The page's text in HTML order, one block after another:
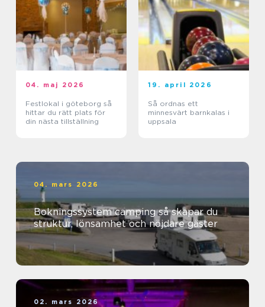
04. maj 2026
Festlokal i göteborg så
hittar du rätt plats för
din nästa tillställning
19. april 2026
Så ordnas ett
minnesvärt barnkalas i
uppsala
04. mars 2026
Bokningssystem camping så skapar du
struktur, lönsamhet och nöjdare gäster
02. mars 2026